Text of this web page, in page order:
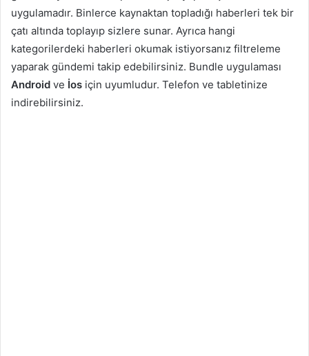
uygulamadır. Binlerce kaynaktan topladığı haberleri tek bir
çatı altında toplayıp sizlere sunar. Ayrıca hangi
kategorilerdeki haberleri okumak istiyorsanız filtreleme
yaparak gündemi takip edebilirsiniz. Bundle uygulaması
Android ve İos için uyumludur. Telefon ve tabletinize
indirebilirsiniz.